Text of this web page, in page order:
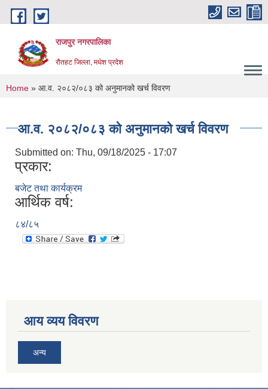
Skip to main content
राजपुर नगरपालिका
रौतहट जिल्ला, मधेश प्रदेश
You are here
Home » आ.व. २०८२/०८३ को अनुमानको खर्च विवरण
आ.व. २०८२/०८३ को अनुमानको खर्च विवरण
Submitted on: Thu, 09/18/2025 - 17:07
प्रकार:
बजेट तथा कार्यक्रम
आर्थिक वर्ष:
८४/८५
आय व्यय विवरण
अन्य